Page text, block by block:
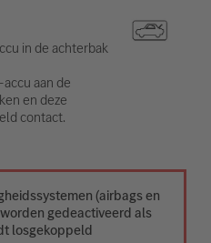
in de achterbak
aan de
en deze
contact.
(airbags en
gedeactiveerd als
losgekoppeld